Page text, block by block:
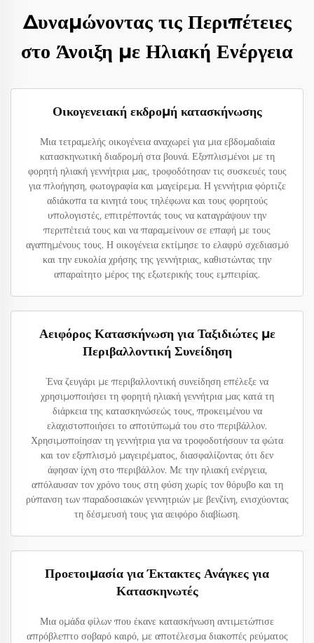
Δυναμώνοντας τις Περιπέτειες
στο Άνοιξη με Ηλιακή Ενέργεια
Οικογενειακή εκδρομή κατασκήνωσης
Μια τετραμελής οικογένεια αναχωρεί για μια εβδομαδιαία
κατασκηνωτική διαδρομή στα βουνά. Εξοπλισμένοι με τη
φορητή ηλιακή γεννήτρια μας, τροφοδότησαν τις συσκευές τους
για πλοήγηση, φωτογραφία και μαγείρεμα. Η γεννήτρια φόρτιζε
αδιάκοπα τα κινητά τους τηλέφωνα και τους φορητούς
υπολογιστές, επιτρέποντάς τους να καταγράψουν την
περιπέτειά τους και να παραμείνουν σε επαφή με τους
αγαπημένους τους. Η οικογένεια εκτίμησε το ελαφρύ σχεδιασμό
και την ευκολία χρήσης της γεννήτριας, καθιστώντας την
απαραίτητο μέρος της εξωτερικής τους εμπειρίας.
Αειφόρος Κατασκήνωση για Ταξιδιώτες με
Περιβαλλοντική Συνείδηση
Ένα ζευγάρι με περιβαλλοντική συνείδηση επέλεξε να
χρησιμοποιήσει τη φορητή ηλιακή γεννήτρια μας κατά τη
διάρκεια της κατασκηνώσεώς τους, προκειμένου να
ελαχιστοποιήσει το αποτύπωμά του στο περιβάλλον.
Χρησιμοποίησαν τη γεννήτρια για να τροφοδοτήσουν τα φώτα
και τον εξοπλισμό μαγειρέματος, διασφαλίζοντας ότι δεν
άφησαν ίχνη στο περιβάλλον. Με την ηλιακή ενέργεια,
απόλαυσαν τον χρόνο τους στη φύση χωρίς τον θόρυβο και τη
ρύπανση των παραδοσιακών γεννητριών με βενζίνη, ενισχύοντας
τη δέσμευσή τους για αειφόρο διαβίωση.
Προετοιμασία για Έκτακτες Ανάγκες για
Κατασκηνωτές
Μια ομάδα φίλων που έκανε κατασκήνωση αντιμετώπισε
απρόβλεπτο σοβαρό καιρό, με αποτέλεσμα διακοπές ρεύματος